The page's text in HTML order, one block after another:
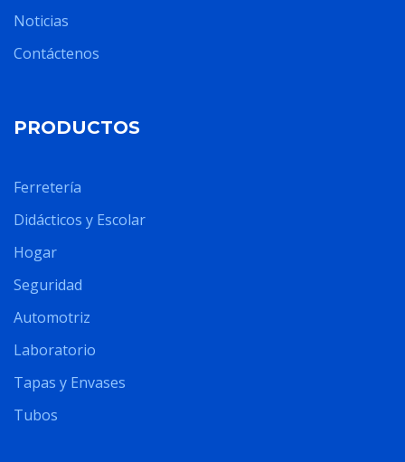
Noticias
Contáctenos
PRODUCTOS
Ferretería
Didácticos y Escolar
Hogar
Seguridad
Automotriz
Laboratorio
Tapas y Envases
Tubos